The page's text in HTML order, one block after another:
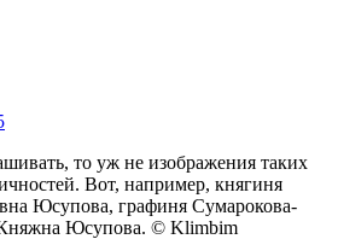
то уж не изображения таких
Вот, например, княгиня
Юсупова, графиня Сумарокова-
Юсупова. © Klimbim